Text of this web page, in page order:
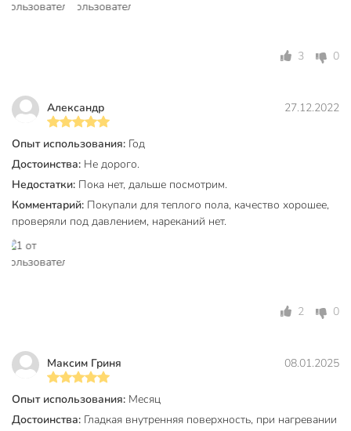
Страна производства
Артикул производителя
Вес в упаковке
Габариты упаковки
3 0
Александр 27.12.2022
Опыт использования: Год
Достоинства: Не дорого.
Недостатки: Пока нет, дальше посмотрим.
Комментарий: Покупали для теплого пола, качество хорошее,
проверяли под давлением, нареканий нет.
2 0
Максим Гриня 08.01.2025
Опыт использования: Месяц
Достоинства: Гладкая внутренняя поверхность, при нагревании